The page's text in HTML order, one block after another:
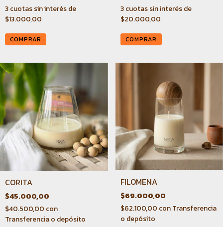
3cuotas sin interés de
$13.000,00
COMPRAR
3 cuotas sin interés de
$20.000,00
COMPRAR
CORITA
$45.000,00
$40.500,00 con
Transferencia o depósito
FILOMENA
$69.000,00
$62.100,00 con Transferencia
o depósito